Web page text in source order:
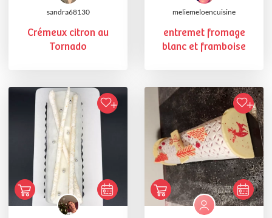
sandra68130
Crémeux citron au
Tornado
meliemeloencuisine
entremet fromage
blanc et framboise